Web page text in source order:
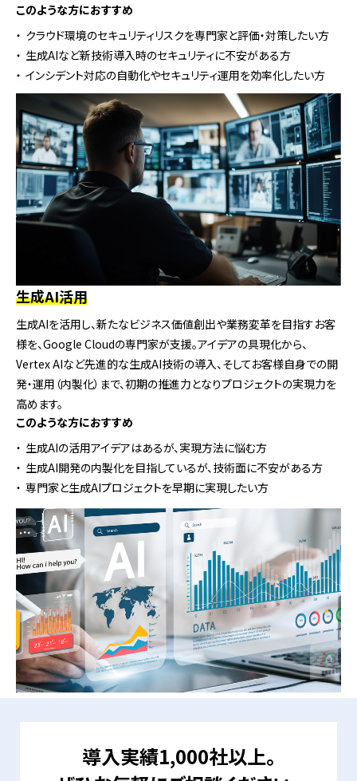
このような方におすすめ
クラウド環境のセキュリティリスクを専門家と評価・対策したい方
生成AIなど新技術導入時のセキュリティに不安がある方
インシデント対応の自動化やセキュリティ運用を効率化したい方
生成AI活用
生成AIを活用し、新たなビジネス価値創出や業務変革を目指すお客
様を、Google Cloudの専門家が支援。アイデアの具現化から、
Vertex AIなど先進的な生成AI技術の導入、そしてお客様自身での開
発・運用（内製化）まで、初期の推進力となりプロジェクトの実現力を
高めます。
このような方におすすめ
生成AIの活用アイデアはあるが、実現方法に悩む方
生成AI開発の内製化を目指しているが、技術面に不安がある方
専門家と生成AIプロジェクトを早期に実現したい方
導入実績1,000社以上。